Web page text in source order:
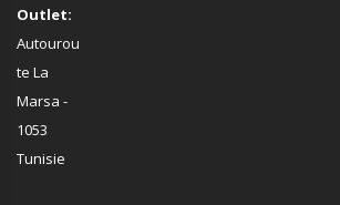
Outlet:
Autourou
te La
Marsa -
1053
Tunisie